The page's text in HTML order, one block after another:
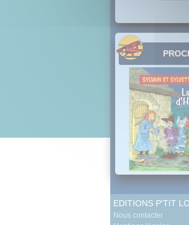
EDITIONS P'TIT
Nous contacter